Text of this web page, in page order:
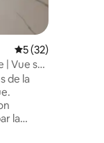
Évaluation
5 (32)
| Vue sur
la
de la
la